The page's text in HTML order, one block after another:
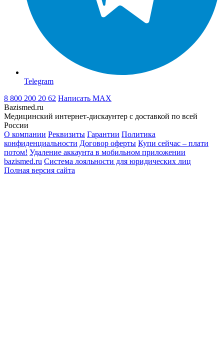
Telegram
8 800 200 20 62 Написать MAX
Bazismed.ru
Медицинский интернет-дискаунтер с доставкой по всей
России
О компании Реквизиты Гарантии Политика
конфиденциальности Договор оферты Купи сейчас – плати
потом! Удаление аккаунта в мобильном приложении
bazismed.ru Система лояльности для юридических лиц
Полная версия сайта